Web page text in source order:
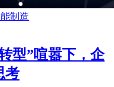
制造
型”喧嚣下，企
考